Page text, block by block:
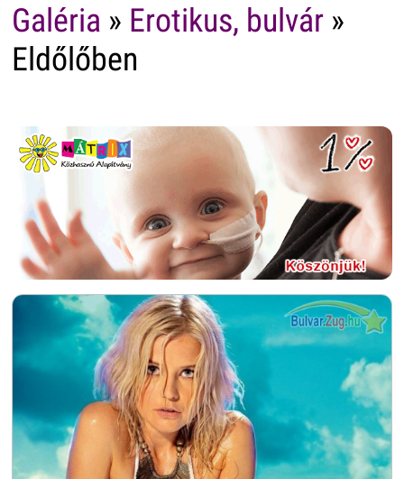
Galéria » Erotikus, bulvár»
Eldőlőben